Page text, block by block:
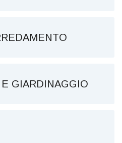
GIARDINAGGIO